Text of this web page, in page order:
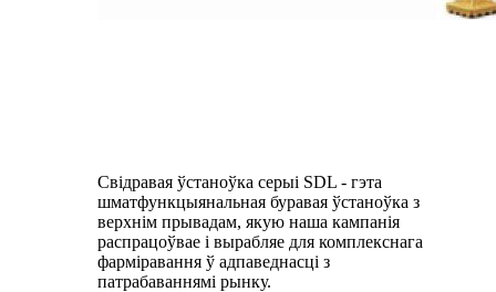
Свідравая ўстаноўка серыі SDL - гэта
шматфункцыянальная буравая ўстаноўка з
верхнім прывадам, якую наша кампанія
распрацоўвае і вырабляе для комплекснага
фарміравання ў адпаведнасці з
патрабаваннямі рынку.